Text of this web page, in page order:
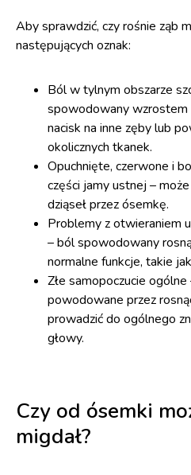
Aby sprawdzić, czy rośnie ząb
następujących oznak:
Ból w tylnym obszarze
spowodowany
nacisk na inne zęby lub
okolicznych tkanek.
Opuchnięte, czerwone i
części jamy ustnej –
dziąseł przez ósemkę.
Problemy z otwieraniem
– ból spowodowany
normalne funkcje, takie
Złe samopoczucie
powodowane przez
prowadzić do ogólnego
głowy.
Czy od ósemki
migdał?